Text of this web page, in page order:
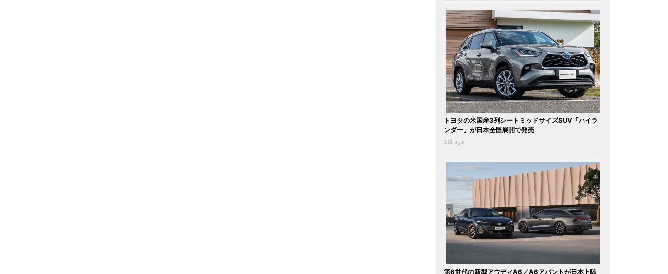
トヨタの米国産3列シートミッドサイズSUV「ハイラ
ンダー」が日本全国展開で発売
2日 ago
第6世代の新型アウディA6／A6アバントが日本上陸